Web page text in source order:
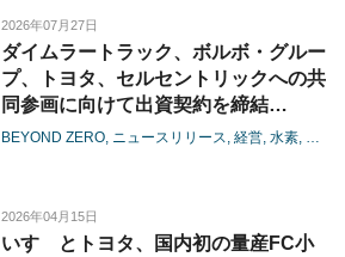
2026年07月27日
ダイムラートラック、ボルボ・グルー
プ、トヨタ、セルセントリックへの共
同参画に向けて出資契約を締結
-燃料電池の大型商用領域における協
BEYOND ZERO ニュースリリース 経営 水素 電池
2026年04月15日
いすゞとトヨタ、国内初の量産FC小